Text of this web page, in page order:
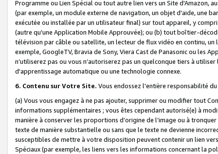
Programme ou Lien Spécial ou tout autre lien vers un Site d'Amazon,
(par exemple, un module externe de navigation, un objet d'aide, une
exécutée ou installée par un utilisateur final) sur tout appareil, y
(autre qu'une Application Mobile Approuvée); ou (b) tout boîtier-
télévision par câble ou satellite, un lecteur de flux vidéo en continu,
exemple, GoogleTV, Bravia de Sony, Viera Cast de Panasonic ou les
n’utiliserez pas ou vous n’autoriserez pas un quelconque tiers à
d'apprentissage automatique ou une technologie connexe.
6. Contenu sur Votre Site. Vous endossez l'entière responsabilité
(a) Vous vous engagez à ne pas ajouter, supprimer ou modifier tout
informations supplémentaires ; vous êtes cependant autorisé(e) à
manière à conserver les proportions d’origine de l’image ou à
texte de manière substantielle ou sans que le texte ne devienne
susceptibles de mettre à votre disposition peuvent contenir un lien
Spéciaux (par exemple, les liens vers les informations concernant la